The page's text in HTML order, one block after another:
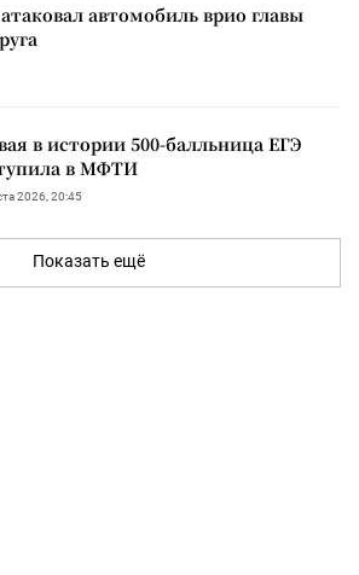
автомобиль врио главы
в истории 500-балльница ЕГЭ
в МФТИ
2026, 20:45
Показать ещё